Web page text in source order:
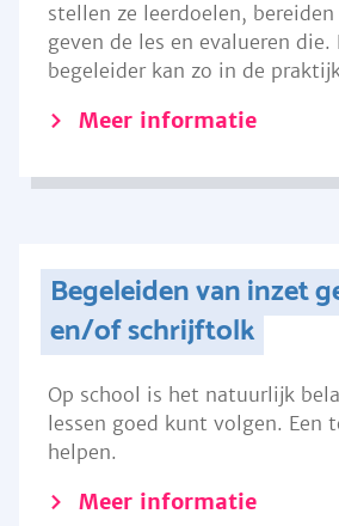
stellen ze leerdoelen,
geven de les en evalueren die.
begeleider kan zo in de
Meer informatie
Begeleiden van inzet
en/of schrijftolk
Op school is het natuurlijk
lessen goed kunt volgen. Een
helpen.
Meer informatie